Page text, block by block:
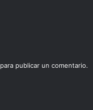
para publicar un comentario.